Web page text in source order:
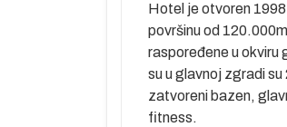
Hotel je otvoren
površinu od
raspoređene u okviru
su u glavnoj zgradi
zatvoreni bazen,
fitness.